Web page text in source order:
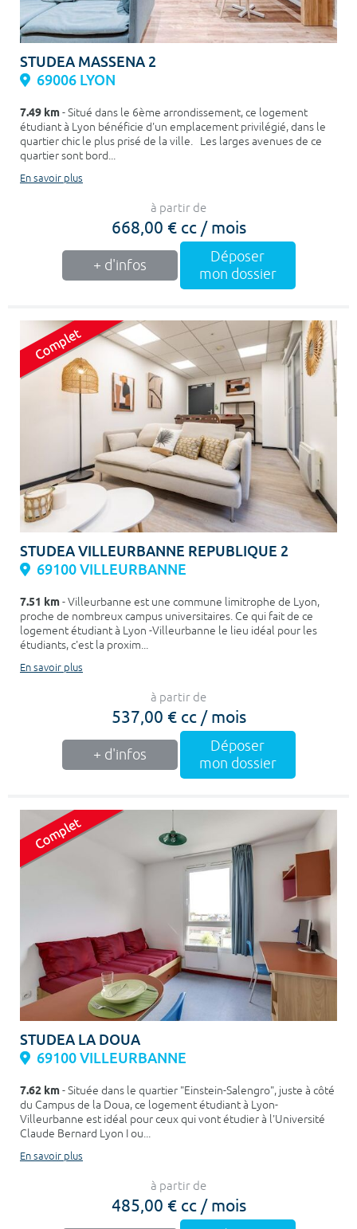
STUDEA MASSENA 2
69006 LYON
7.49 km- Situé dans le 6ème arrondissement, ce logement
étudiant à Lyon bénéficie d'un emplacement privilégié, dans le
quartier chic le plus prisé de la ville. Les larges avenues de ce
quartier sont bord...
En savoir plus
à partir de
668,00 € cc / mois
+ d'infos
Déposer
mon dossier
STUDEA VILLEURBANNE REPUBLIQUE 2
69100 VILLEURBANNE
7.51 km- Villeurbanne est une commune limitrophe de Lyon,
proche de nombreux campus universitaires. Ce qui fait de ce
logement étudiant à Lyon -Villeurbanne le lieu idéal pour les
étudiants, c'est la proxim...
En savoir plus
à partir de
537,00 € cc / mois
+ d'infos
Déposer
mon dossier
STUDEA LA DOUA
69100 VILLEURBANNE
7.62 km- Située dans le quartier "Einstein-Salengro", juste à côté
du Campus de la Doua, ce logement étudiant à Lyon-
Villeurbanne est idéal pour ceux qui vont étudier à l'Université
Claude Bernard Lyon I ou...
En savoir plus
à partir de
485,00 € cc / mois